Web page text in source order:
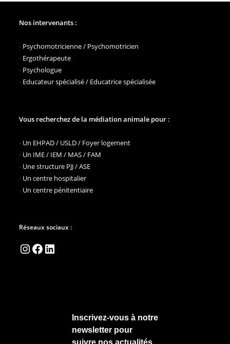
Nos intervenants :
- Psychomotricienne / Psychomotricien
- Ergothérapeute
- Psychologue
- Educateur spécialisé / Educatrice spécialisée
Vous recherchez de la médiation animale pour :
- Un EHPAD / USLD / Foyer logement
- Un IME / IEM / MAS / FAM
- Une structure PJJ / ASE
- Un centre hospitalier
- Un centre pénitentiaire
Réseaux sociaux :
Instagram
Facebook
LinkedIn